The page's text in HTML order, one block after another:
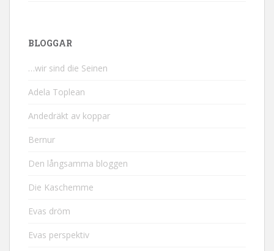
BLOGGAR
…wir sind die Seinen
Adela Toplean
Andedräkt av koppar
Bernur
Den långsamma bloggen
Die Kaschemme
Evas dröm
Evas perspektiv